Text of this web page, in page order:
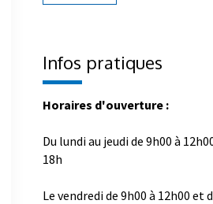
Infos pratiques
Horaires d'ouverture :
Du lundi au jeudi de 9h00 à
18h
Le vendredi de 9h00 à 12h00 et